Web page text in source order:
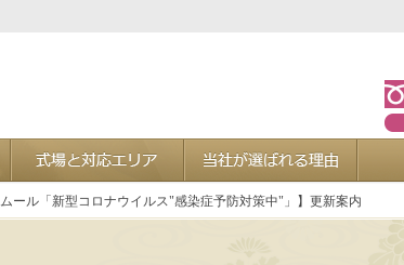
ール「新型コロナウイルス"感染症予防対策中"」】更新案内